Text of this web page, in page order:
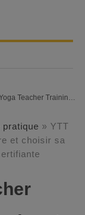
: Comprendre et choisir sa formation professeur de yoga certifiante
» YTT
et choisir sa